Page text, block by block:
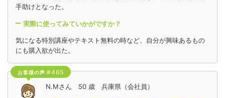
手助けとなった。
実際に使ってみていかがですか？
気になる特別講座やテキスト無料の時など、自分が興味あるもの
にも購入欲が出た。
お客様の声 #465
N.Mさん 50 歳 兵庫県（会社員）